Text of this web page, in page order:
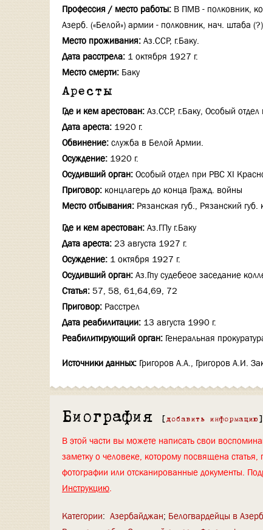
Профессия / место работы: В ПМВ - полковник,
Азерб. («Белой») армии - полковник, нач. штаба
Место проживания: Аз.ССР, г.Баку.
Дата расстрела: 1 октября 1927 г.
Место смерти: Баку
Аресты
Где и кем арестован: Аз.ССР, г.Баку, Особый
Дата ареста: 1920 г.
Обвинение: служба в Белой Армии.
Осуждение: 1920 г.
Осудивший орган: Особый отдел при РВС XI
Приговор: концлагерь до конца Гражд. войны
Место отбывания: Рязанская губ., Рязанский губ.
Где и кем арестован: Аз.ГПу г.Баку
Дата ареста: 23 августа 1927 г.
Осуждение: 1 октября 1927 г.
Осудивший орган: Аз.Гпу судебеое заседание
Статья: 57, 58, 61,64,69, 72
Приговор: Расстрел
Дата реабилитации: 13 августа 1990 г.
Реабилитирующий орган: Генеральная
Источники данных: Григоров А.А., Григоров А.И.
Биография [ добавить информацию ]
В этой части вы можете написать свои
заметку о человеке, которому посвящена статья,
фотографии или отсканированные документы.
Инструкцию.
Категории: Азербайджан Белогвардейцы в